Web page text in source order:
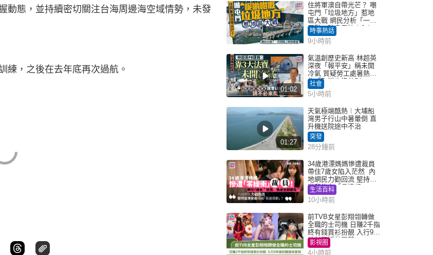
動態，並持續密切關注台海周邊海空域情勢，未發
練，之後在去年底再次過航。
住將軍澳自帶光芒？ 嘲
屯門「垃圾地方」惹地
區大戰 網民分析「一共
同點」秒息風波｜Juicy
叮
時事熱話
9小時前
01:02
氣溫創歷史新高 林超英
深夜「報平安」稱未開
冷氣 質疑勞工處暑熱警
告「取消也沒分別」
社會
5小時前
01:27
天氣極端酷熱︱大埔船
灣男子行山中暑暈倒 直
升機送院途中不治
突發
28分鐘前
34歲港漂媽媽慘遭裁員
帶住7歲女陷入茫然 內
地網民力勸回流 堅持留
港背後有「長遠規
劃」？
生活百科
10小時前
前TVB女星彭翔翎轉做
全職的士司機 日賺2千指
終有錢買衫扮靚 入行9年
被封翻版林夏薇
影視圈
4小時前